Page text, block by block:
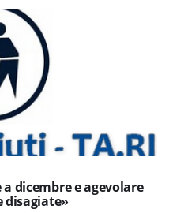
dicembre e agevolare
disagiate»